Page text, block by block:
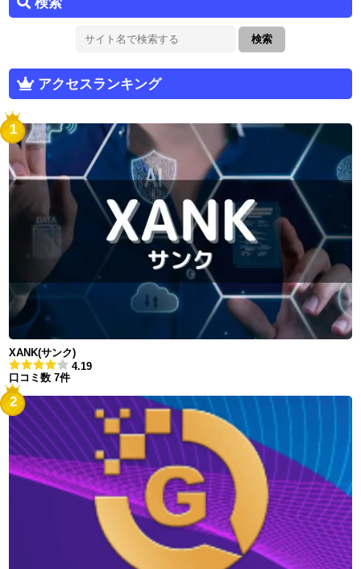
アクセスランキング
1
XANK(サンク)
4.19
口コミ数 7件
2